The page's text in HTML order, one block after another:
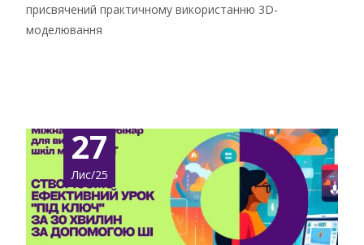
присвячений практичному використанню 3D-
моделювання
27
Лис/25